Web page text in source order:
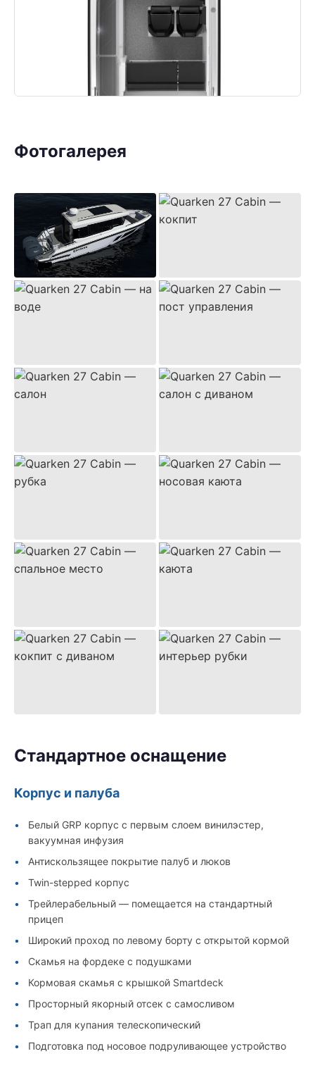
Фотогалерея
Стандартное оснащение
Корпус и палуба
Белый GRP корпус с первым слоем винилэстер,
вакуумная инфузия
Антискользящее покрытие палуб и люков
Twin-stepped корпус
Трейлерабельный — помещается на стандартный
прицеп
Широкий проход по левому борту с открытой кормой
Скамья на фордеке с подушками
Кормовая скамья с крышкой Smartdeck
Просторный якорный отсек с самосливом
Трап для купания телескопический
Подготовка под носовое подруливающее устройство